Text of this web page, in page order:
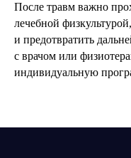
После травм важно
лечебной
и предотвратить
с врачом или
индивидуальную